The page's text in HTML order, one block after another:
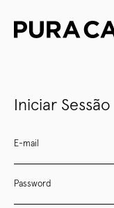
Iniciar Sessão
E-mail
Password